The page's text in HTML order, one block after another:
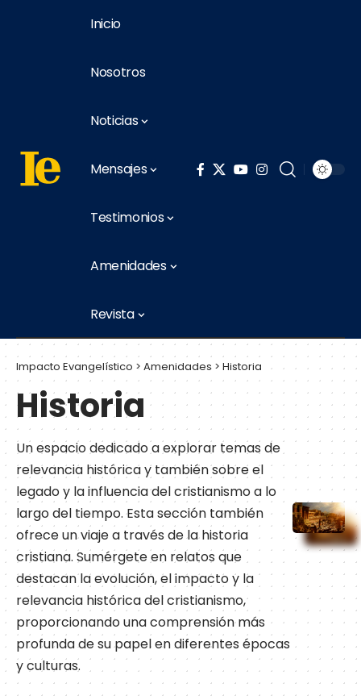
Inicio
Nosotros
Noticias
Mensajes
Testimonios
Amenidades
Revista
Impacto Evangelístico > Amenidades > Historia
Historia
Un espacio dedicado a explorar temas de
relevancia histórica y también sobre el
legado y la influencia del cristianismo a lo
largo del tiempo. Esta sección también
ofrece un viaje a través de la historia
cristiana. Sumérgete en relatos que
destacan la evolución, el impacto y la
relevancia histórica del cristianismo,
proporcionando una comprensión más
profunda de su papel en diferentes épocas
y culturas.